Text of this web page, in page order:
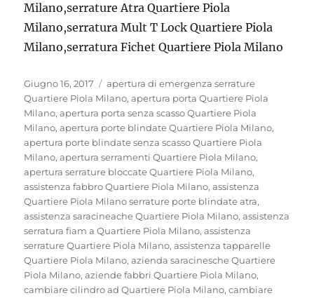
Milano,serrature Atra Quartiere Piola
Milano,serratura Mult T Lock Quartiere Piola
Milano,serratura Fichet Quartiere Piola Milano
Pubblicato
il
Giugno 16, 2017 Tag
apertura di emergenza serrature
Quartiere Piola Milano,apertura porta Quartiere Piola
Milano,apertura porta senza scasso Quartiere Piola
Milano,apertura porte blindate Quartiere Piola Milano,
apertura porte blindate senza scasso Quartiere Piola
Milano,apertura serramenti Quartiere Piola Milano,
apertura serrature bloccate Quartiere Piola Milano,
assistenza fabbro Quartiere Piola Milano,assistenza
Quartiere Piola Milano serrature porte blindate atra,
assistenza saracineache Quartiere Piola Milano,assistenza
serratura fiam a Quartiere Piola Milano,assistenza
serrature Quartiere Piola Milano,assistenza tapparelle
Quartiere Piola Milano,azienda saracinesche Quartiere
Piola Milano,aziende fabbri Quartiere Piola Milano,
cambiare cilindro ad Quartiere Piola Milano,cambiare